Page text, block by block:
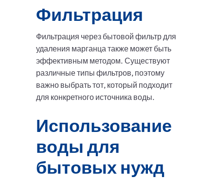
Фильтрация
Фильтрация через бытовой фильтр для
удаления марганца также может быть
эффективным методом. Существуют
различные типы фильтров, поэтому
важно выбрать тот, который подходит
для конкретного источника воды.
Использование
воды для
бытовых нужд